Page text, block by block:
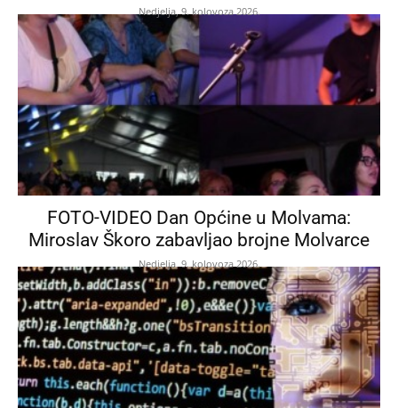
Nedjelja, 9. kolovoza 2026.
FOTO-VIDEO Dan Općine u Molvama:
Miroslav Škoro zabavljao brojne Molvarce
Nedjelja, 9. kolovoza 2026.